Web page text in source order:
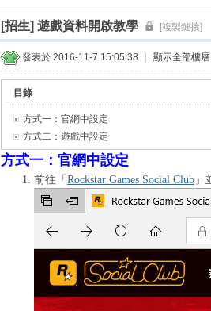
[招生] 遊戲資料開啟教學 [複製鏈接]
發表於 2016-11-7 15:05:38 顯示全部樓層
目錄
方式一：官網中設定
方式二：遊戲中設定
方式一： 官網中設定
前往「 Rockstar Games Social Club 」